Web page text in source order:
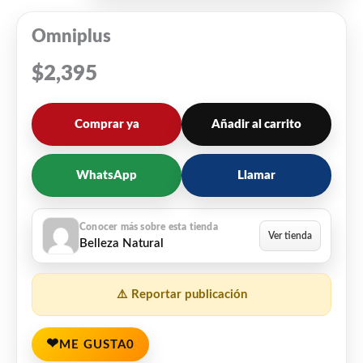
Omniplus
$2,395
Comprar ya Añadir al carrito
WhatsApp Llamar
Belleza Natural
⚠️ Reportar publicación
❤ ME GUSTA0